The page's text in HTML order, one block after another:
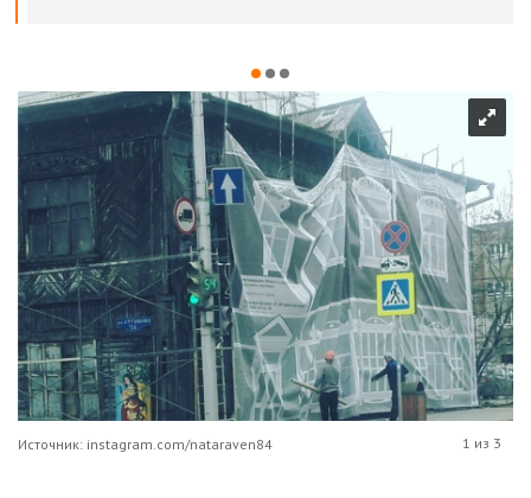
Источник: instagram.com/nataraven84 1 из 3